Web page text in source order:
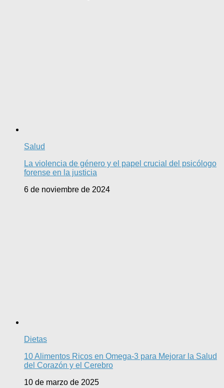
Salud
La violencia de género y el papel crucial del psicólogo
forense en la justicia
6 de noviembre de 2024
Dietas
10 Alimentos Ricos en Omega-3 para Mejorar la Salud
del Corazón y el Cerebro
10 de marzo de 2025